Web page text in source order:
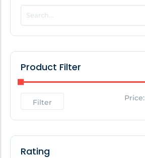
POPULAR THIS WEEK
No Posts Found!
No Posts Found!
Product Filter
Filter Price:
Rating